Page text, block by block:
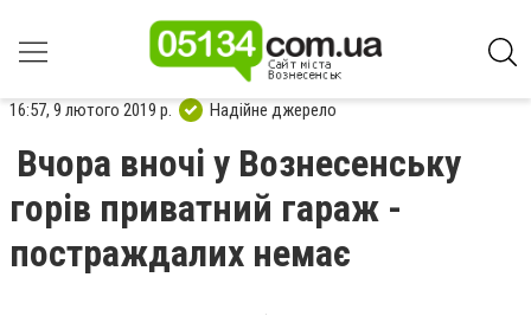
16:57, 9 лютого 2019 р. Надійне джерело
Вчора вночі у Вознесенську
горів приватний гараж -
постраждалих немає